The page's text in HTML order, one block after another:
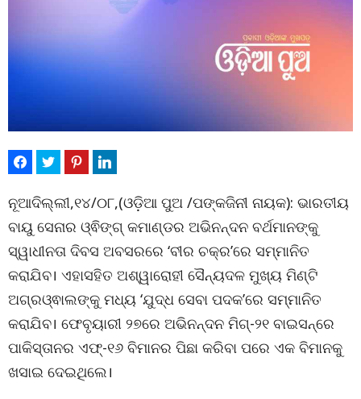
ନୂଆଦିଲ୍ଲୀ,୧୪/୦୮,(ଓଡ଼ିଆ ପୁଅ /ପଙ୍କଜିନୀ ନାୟକ): ଭାରତୀୟ
ବାୟୁ ସେନାର ଓ୍ଵିଙ୍ଗ୍‌ କମାଣ୍ଡର ଅଭିନନ୍ଦନ ବର୍ଥମାନଙ୍କୁ
ସ୍ୱାଧୀନତା ଦିବସ ଅବସରରେ ‘ବୀର ଚକ୍ର’ରେ ସମ୍ମାନିତ
କରାଯିବ। ଏହାସହିତ ଅଶ୍ୱାରୋହୀ ସୈନ୍ୟଦଳ ମୁଖ୍ୟ ମିଣ୍ଟି
ଅଗ୍ରଓ୍ଵାଲଙ୍କୁ ମଧ୍ୟ ‘ଯୁଦ୍ଧ ସେବା ପଦକ’ରେ ସମ୍ମାନିତ
କରାଯିବ। ଫେବୃୟାରୀ ୨୭ରେ ଅଭିନନ୍ଦନ ମିଗ୍‌-୨୧ ବାଇସନ୍‌ରେ
ପାକିସ୍ତାନର ଏଫ୍‌-୧୬ ବିମାନର ପିଛା କରିବା ପରେ ଏକ ବିମାନକୁ
ଖସାଇ ଦେଇଥିଲେ।